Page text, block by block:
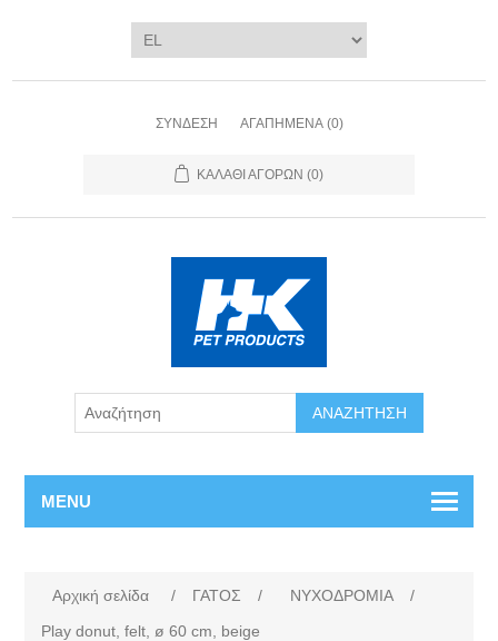
ΣΎΝΔΕΣΗ ΑΓΑΠΗΜΈΝΑ (0)
ΚΑΛΆΘΙ ΑΓΟΡΏΝ (0)
ΑΝΑΖΉΤΗΣΗ
MENU
Αρχική σελίδα / ΓΑΤΟΣ / ΝΥΧΟΔΡΟΜΙΑ
/
Play donut, felt, ø 60 cm, beige